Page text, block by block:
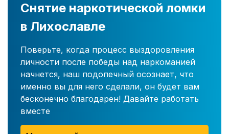
Снятие наркотической ломки
в Лихославле
Поверьте, когда процесс выздоровления
личности после победы над наркоманией
начнется, наш подопечный осознает, что
именно вы для него сделали, он будет вам
бесконечно благодарен! Давайте работать
вместе